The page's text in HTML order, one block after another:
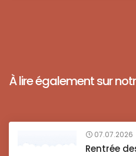
À lire également sur
07.07.2026
Rentrée